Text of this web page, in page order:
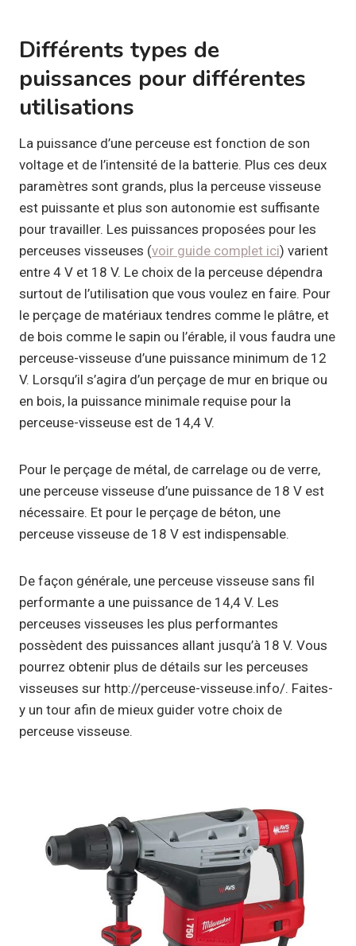
Différents types de
puissances pour différentes
utilisations
La puissance d’une perceuse est fonction de son
voltage et de l’intensité de la batterie. Plus ces deux
paramètres sont grands, plus la perceuse visseuse
est puissante et plus son autonomie est suffisante
pour travailler. Les puissances proposées pour les
perceuses visseuses (voir guide complet ici) varient
entre 4 V et 18 V. Le choix de la perceuse dépendra
surtout de l’utilisation que vous voulez en faire. Pour
le perçage de matériaux tendres comme le plâtre, et
de bois comme le sapin ou l’érable, il vous faudra une
perceuse-visseuse d’une puissance minimum de 12
V. Lorsqu’il s’agira d’un perçage de mur en brique ou
en bois, la puissance minimale requise pour la
perceuse-visseuse est de 14,4 V.
Pour le perçage de métal, de carrelage ou de verre,
une perceuse visseuse d’une puissance de 18 V est
nécessaire. Et pour le perçage de béton, une
perceuse visseuse de 18 V est indispensable.
De façon générale, une perceuse visseuse sans fil
performante a une puissance de 14,4 V. Les
perceuses visseuses les plus performantes
possèdent des puissances allant jusqu’à 18 V. Vous
pourrez obtenir plus de détails sur les perceuses
visseuses sur http://perceuse-visseuse.info/. Faites-
y un tour afin de mieux guider votre choix de
perceuse visseuse.